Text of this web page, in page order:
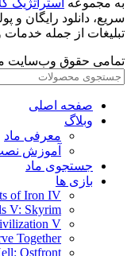
به مجموعه استراتژیک
سریع، دانلود رایگان و
تبلیغات از جمله
تمامی حقوق وب‌سایت
صفحه اصلی
وبلاگ
معرفی ماد
آموزش
جستجوی ماد
بازی ها
of Iron IV
V: Skyrim
V
Together
Ostfront